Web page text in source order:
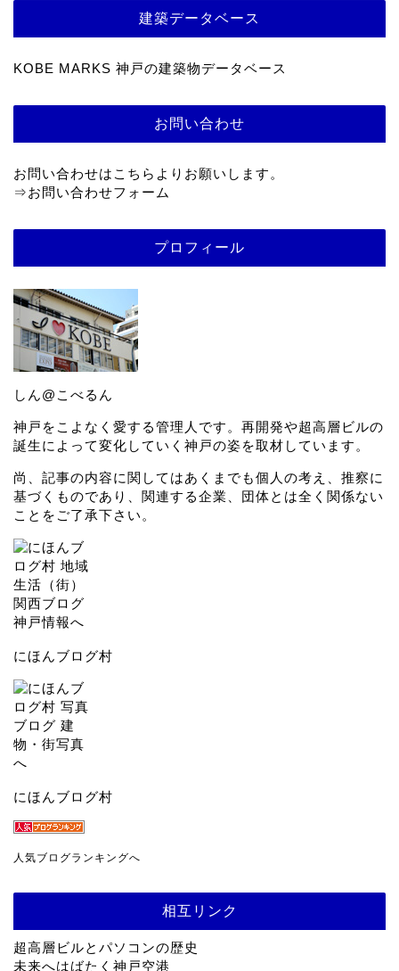
建築データベース
KOBE MARKS 神戸の建築物データベース
お問い合わせ
お問い合わせはこちらよりお願いします。
⇒お問い合わせフォーム
プロフィール
しん@こべるん
神戸をこよなく愛する管理人です。再開発や超高層ビルの
誕生によって変化していく神戸の姿を取材しています。
尚、記事の内容に関してはあくまでも個人の考え、推察に
基づくものであり、関連する企業、団体とは全く関係ない
ことをご了承下さい。
にほんブログ村
にほんブログ村
人気ブログランキングへ
相互リンク
超高層ビルとパソコンの歴史
未来へはばたく神戸空港